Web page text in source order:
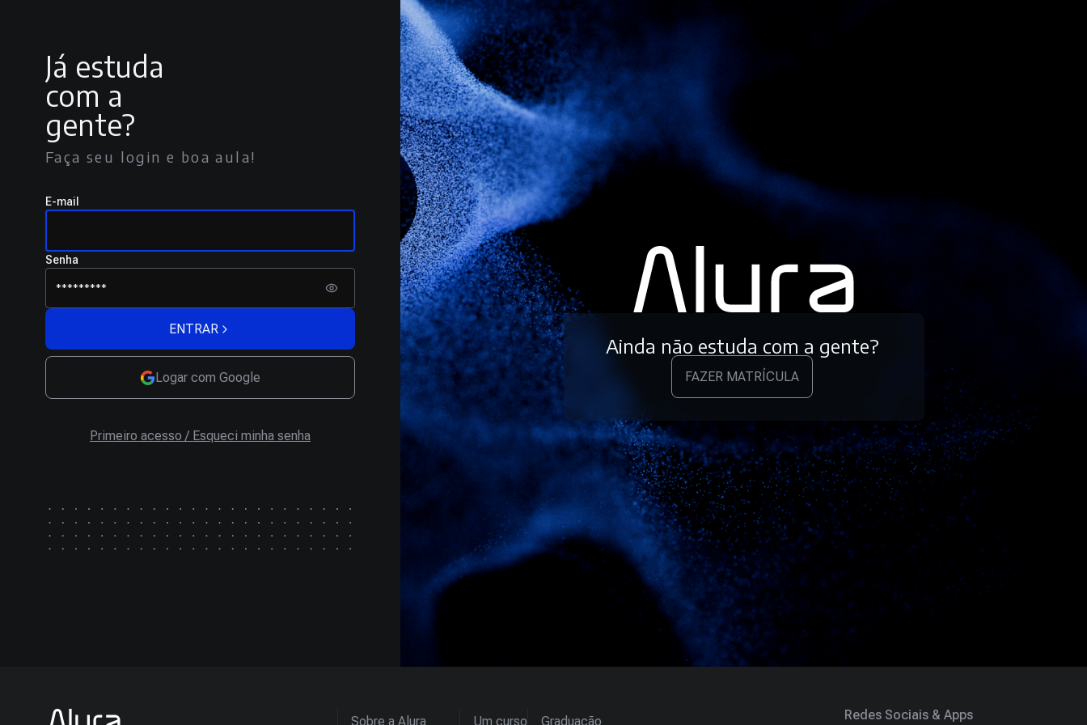
Já estuda
com a
gente?
Faça seu login e boa aula!
E-mail
Senha
ENTRAR
Logar com Google
Primeiro acesso / Esqueci minha senha
Ainda não estuda com a gente?
FAZER MATRÍCULA
Sobre a Alura Um curso Graduação Redes Sociais & Apps